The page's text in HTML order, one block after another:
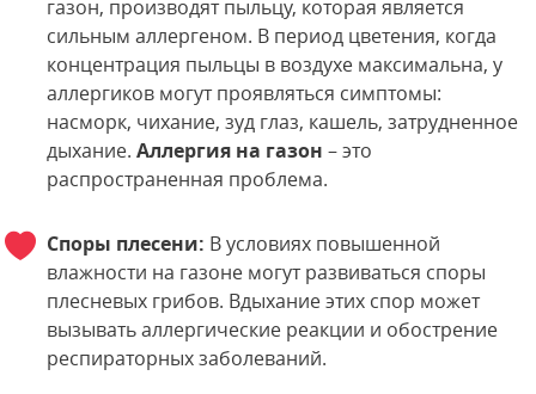
газон, производят пыльцу, которая является
сильным аллергеном. В период цветения, когда
концентрация пыльцы в воздухе максимальна, у
аллергиков могут проявляться симптомы:
насморк, чихание, зуд глаз, кашель, затрудненное
дыхание.Аллергия на газон – это
распространенная проблема.
Споры плесени: В условиях повышенной
влажности на газоне могут развиваться споры
плесневых грибов. Вдыхание этих спор может
вызывать аллергические реакции и обострение
респираторных заболеваний.